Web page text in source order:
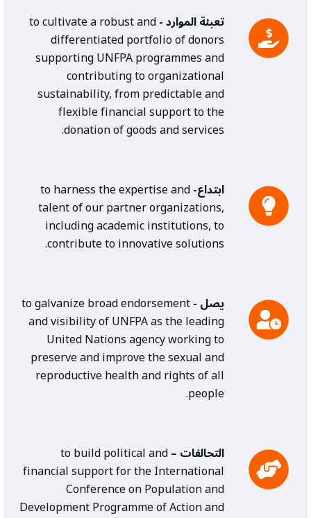
تعبئة الموارد -to cultivate a robust and
differentiated portfolio of donors
supporting UNFPA programmes and
contributing to organizational
sustainability, from predictable and
flexible financial support to the
donation of goods and services.
ابتداع-to harness the expertise and
talent of our partner organizations,
including academic institutions, to
contribute to innovative solutions.
يصل -to galvanize broad endorsement
and visibility of UNFPA as the leading
United Nations agency working to
preserve and improve the sexual and
reproductive health and rights of all
people.
التحالفات –to build political and
financial support for the International
Conference on Population and
Development Programme of Action and